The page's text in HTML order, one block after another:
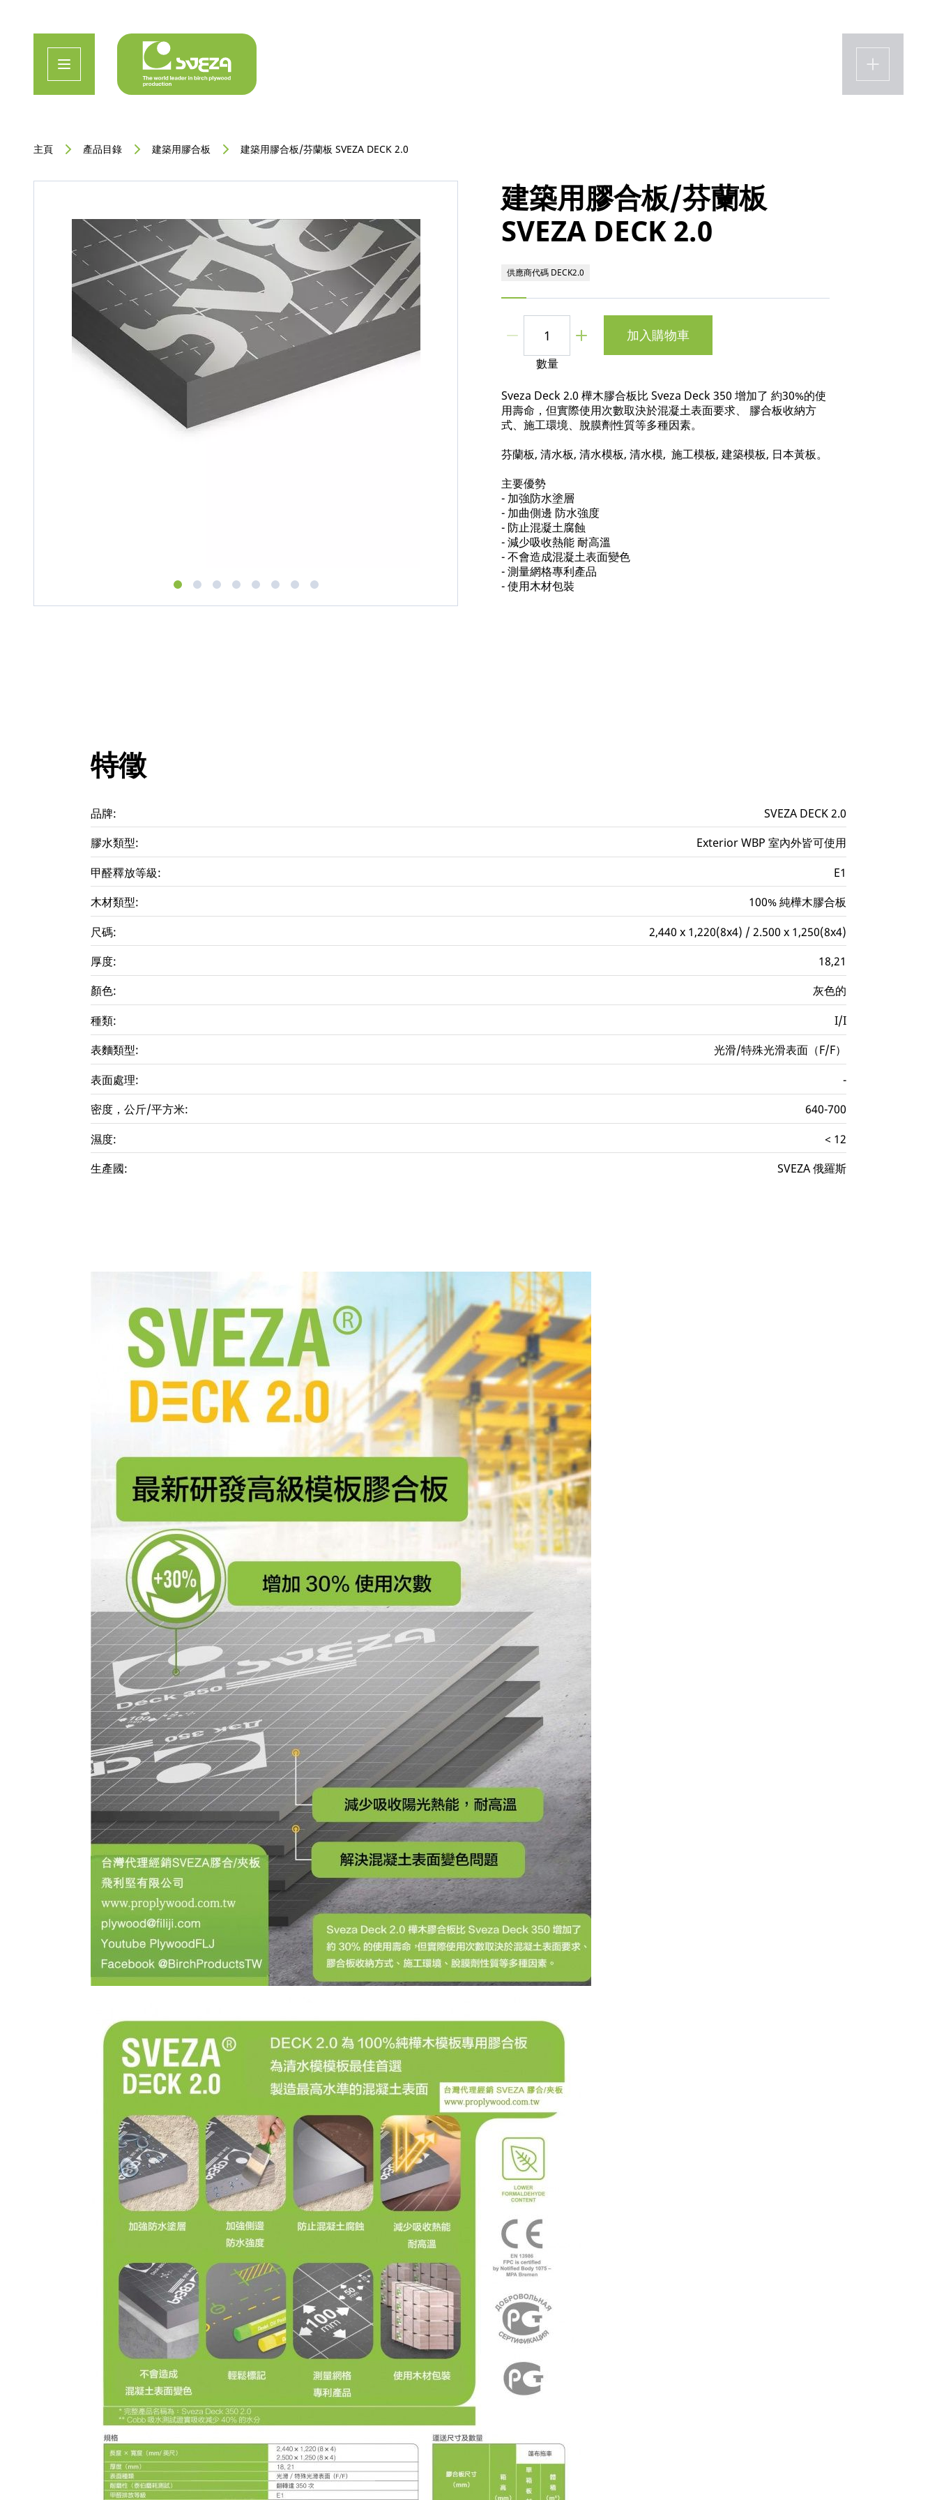
主頁 產品目錄 建築用膠合板 建築用膠合板/芬蘭板 SVEZA DECK 2.0
建築用膠合板/芬蘭板
SVEZA DECK 2.0
供應商代碼 DECK2.0
數量
加入購物車
Sveza Deck 2.0 樺木膠合板比 Sveza Deck 350 增加了 約30%的使
用壽命，但實際使用次數取決於混凝土表面要求、 膠合板收納方
式、施工環境、脫膜劑性質等多種因素。
芬蘭板, 清水板, 清水模板, 清水模, 施工模板, 建築模板, 日本黃板。
主要優勢
- 加強防水塗層
- 加曲側邊 防水強度
- 防止混凝土腐蝕
- 減少吸收熱能 耐高溫
- 不會造成混凝土表面變色
- 測量網格專利產品
- 使用木材包裝
特徵
品牌:
SVEZA DECK 2.0
膠水類型:
Exterior WBP 室內外皆可使用
甲醛釋放等級:
E1
木材類型:
100% 純樺木膠合板
尺碼:
2,440 x 1,220(8x4) / 2.500 x 1,250(8x4)
厚度:
18,21
顏色:
灰色的
種類:
I/I
表麵類型:
光滑/特殊光滑表面（F/F）
表面處理:
-
密度，公斤/平方米:
640-700
濕度:
< 12
生產國:
SVEZA 俄羅斯